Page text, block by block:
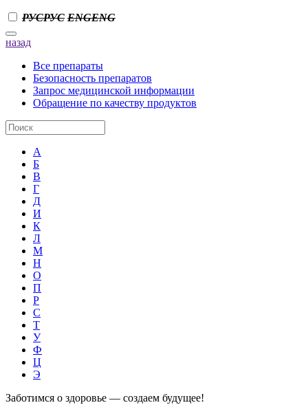
РУСРУС ENGENG
назад
Все препараты
Безопасность препаратов
Запрос медицинской информации
Обращение по качеству продуктов
А
Б
В
Г
Д
И
К
Л
М
Н
О
П
Р
С
Т
У
Ф
Ц
Э
Заботимся о здоровье — создаем будущее!